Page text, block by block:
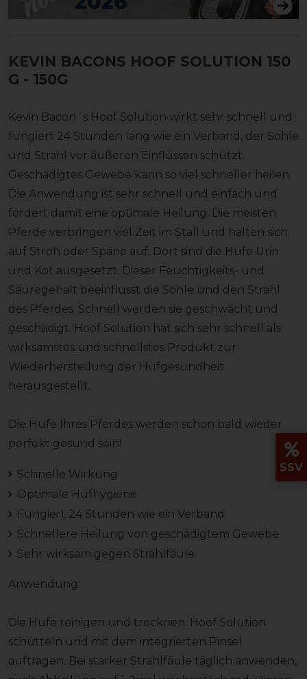
KEVIN BACONS HOOF SOLUTION 150
G - 150G
Kevin Bacon´s Hoof Solution wirkt sehr schnell und
fungiert 24 Stunden lang wie ein Verband, der Sohle
und Strahl vor äußeren Einflüssen schützt.
Geschädigtes Gewebe kann so viel schneller heilen.
Die Anwendung ist sehr schnell und einfach und
fördert damit eine optimale Heilung. Die meisten
Pferde verbringen viel Zeit im Stall und halten sich
auf Stroh oder Späne auf. Dort sind die Hufe Urin
und Kot ausgesetzt. Dieser Feuchtigkeits- und
Säuregehalt beeinflusst die Sohle und den Strahl
des Pferdes. Schnell werden sie geschwächt und
geschädigt. Hoof Solution hat sich sehr schnell als
wirksamstes und schnellstes Produkt zur
Wiederherstellung der Hufgesundheit
herausgestellt.
Die Hufe Ihres Pferdes werden schon bald wieder
perfekt gesund sein!
Schnelle Wirkung
Optimale Hufhygiene
Fungiert 24 Stunden wie ein Verband
Schnellere Heilung von geschädigtem Gewebe
Sehr wirksam gegen Strahlfäule
Anwendung:
Die Hufe reinigen und trocknen. Hoof Solution
schütteln und mit dem integrierten Pinsel
auftragen. Bei starker Strahlfäule täglich anwenden,
SSV